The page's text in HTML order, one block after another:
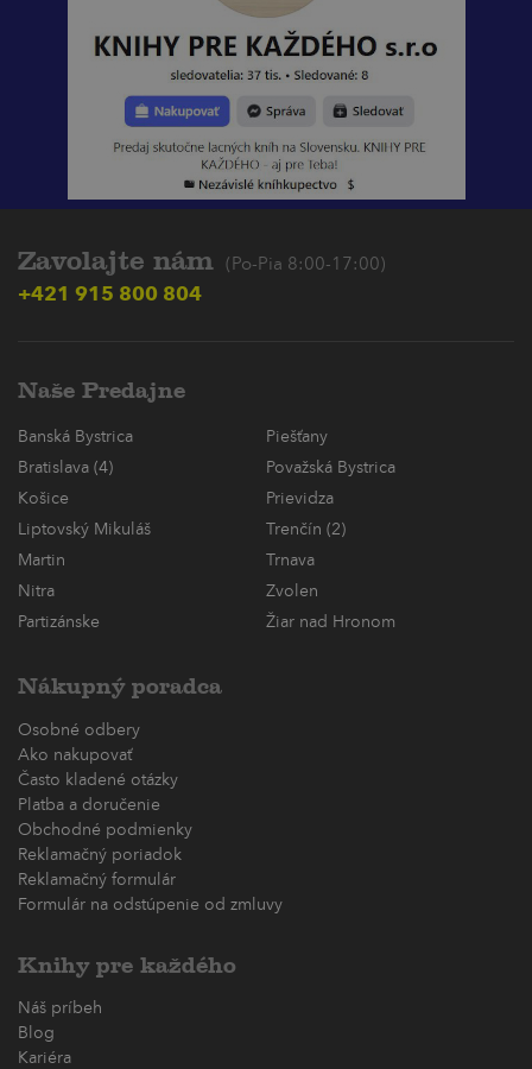
Zavolajte nám (Po-Pia 8:00-17:00)
+421 915 800 804
Naše Predajne
Banská Bystrica
Piešťany
Bratislava (4)
Považská Bystrica
Košice
Prievidza
Liptovský Mikuláš
Trenčín (2)
Martin
Trnava
Nitra
Zvolen
Partizánske
Žiar nad Hronom
Nákupný poradca
Osobné odbery
Ako nakupovať
Často kladené otázky
Platba a doručenie
Obchodné podmienky
Reklamačný poriadok
Reklamačný formulár
Formulár na odstúpenie od zmluvy
Knihy pre každého
Náš príbeh
Blog
Kariéra